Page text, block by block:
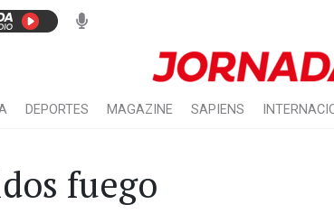
DEPORTES MAGAZINE SAPIENS
fuego